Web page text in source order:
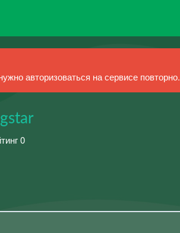
авторизоваться на сервисе повторно.
0